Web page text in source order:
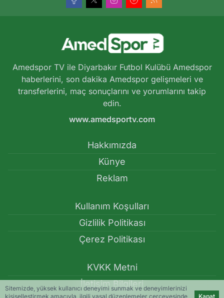
Amedspor TV ile Diyarbakır Futbol Kulübü Amedspor
haberlerini, son dakika Amedspor gelişmeleri ve
transferlerini, maç sonuçlarını ve yorumlarını takip
edin.
www.amedsportv.com
Hakkımızda
Künye
Reklam
Kullanım Koşulları
Gizlilik Politikası
Çerez Politikası
KVKK Metni
İletişim Bilgileri
Sitemizde, yüksek kullanıcı deneyimi sunmak ve deneyimlerinizi
kişiselleştirmek amacıyla, ilgili yasal düzenlemeler çerçevesinde
Kapat